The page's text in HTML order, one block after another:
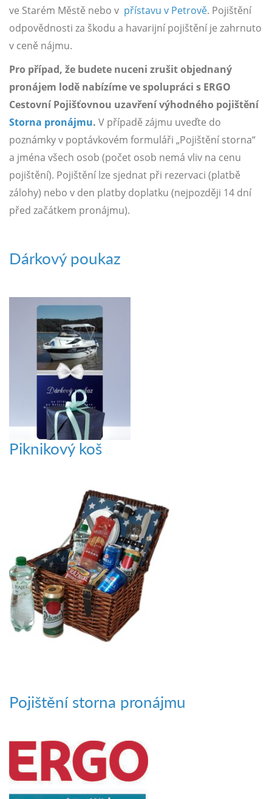
ve Starém Městě nebo v přístavu v Petrově. Pojištění
odpovědnosti za škodu a havarijní pojištění je zahrnuto
v ceně nájmu.
Pro případ, že budete nuceni zrušit objednaný
pronájem lodě nabízíme ve spolupráci s ERGO
Cestovní Pojišťovnou uzavření výhodného pojištění
Storna pronájmu. V případě zájmu uveďte do
poznámky v poptávkovém formuláři „Pojištění storna“
a jména všech osob (počet osob nemá vliv na cenu
pojištění). Pojištění lze sjednat při rezervaci (platbě
zálohy) nebo v den platby doplatku (nejpozději 14 dní
před začátkem pronájmu).
Dárkový poukaz
Piknikový koš
Pojištění storna pronájmu